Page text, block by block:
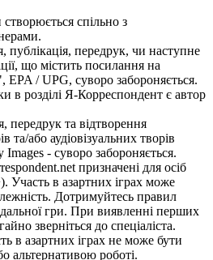
спільно з
публікація, передрук, чи наступне
що містить посилання на
EPA / UPG, суворо забороняється.
в розділі Я-Корреспондент є автор
передрук та відтворення
та/або аудіовізуальних творів
- суворо забороняється.
призначені для осіб
Участь в азартних іграх може
Дотримуйтесь правил
гри. При виявленні перших
зверніться до спеціаліста.
в азартних іграх не може бути
альтернативою роботі.